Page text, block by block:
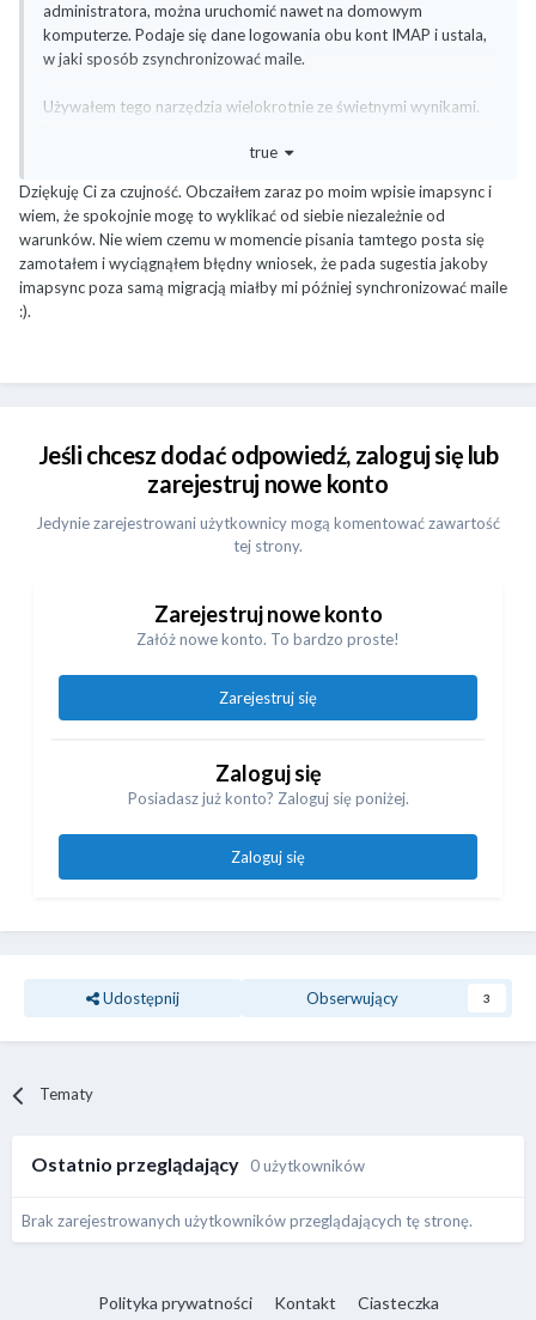
administratora, można uruchomić nawet na domowym
komputerze. Podaje się dane logowania obu kont IMAP i ustala,
w jaki sposób zsynchronizować maile.
Używałem tego narzędzia wielokrotnie ze świetnymi wynikami.
true
Dziękuję Ci za czujność. Obczaiłem zaraz po moim wpisie imapsync i
wiem, że spokojnie mogę to wyklikać od siebie niezależnie od
warunków. Nie wiem czemu w momencie pisania tamtego posta się
zamotałem i wyciągnąłem błędny wniosek, że pada sugestia jakoby
imapsync poza samą migracją miałby mi później synchronizować maile
:).
Jeśli chcesz dodać odpowiedź, zaloguj się lub
zarejestruj nowe konto
Jedynie zarejestrowani użytkownicy mogą komentować zawartość
tej strony.
Zarejestruj nowe konto
Załóż nowe konto. To bardzo proste!
Zarejestruj się
Zaloguj się
Posiadasz już konto? Zaloguj się poniżej.
Zaloguj się
Udostępnij Obserwujący 3
Tematy
Ostatnio przeglądający 0 użytkowników
Brak zarejestrowanych użytkowników przeglądających tę stronę.
Polityka prywatności Kontakt Ciasteczka